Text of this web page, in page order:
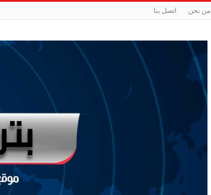
من نحن اتصل بنا